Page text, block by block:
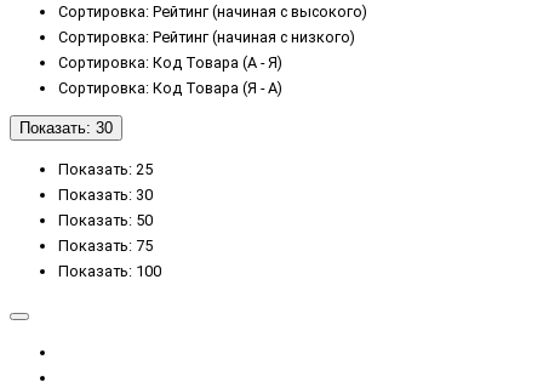
Mobicool
Сортировка: Рейтинг (начиная с высокого)
Сортировка: Рейтинг (начиная с низкого)
Сортировка: Код Товара (А - Я)
Сортировка: Код Товара (Я - А)
Показать: 30
Показать: 25
Показать: 30
Показать: 50
Показать: 75
Показать: 100